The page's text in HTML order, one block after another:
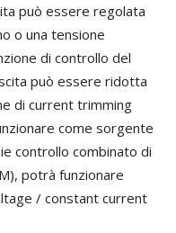
può essere regolata
o una tensione
di controllo del
può essere ridotta
di current trimming
come sorgente
controllo combinato di
potrà funzionare
/ constant current